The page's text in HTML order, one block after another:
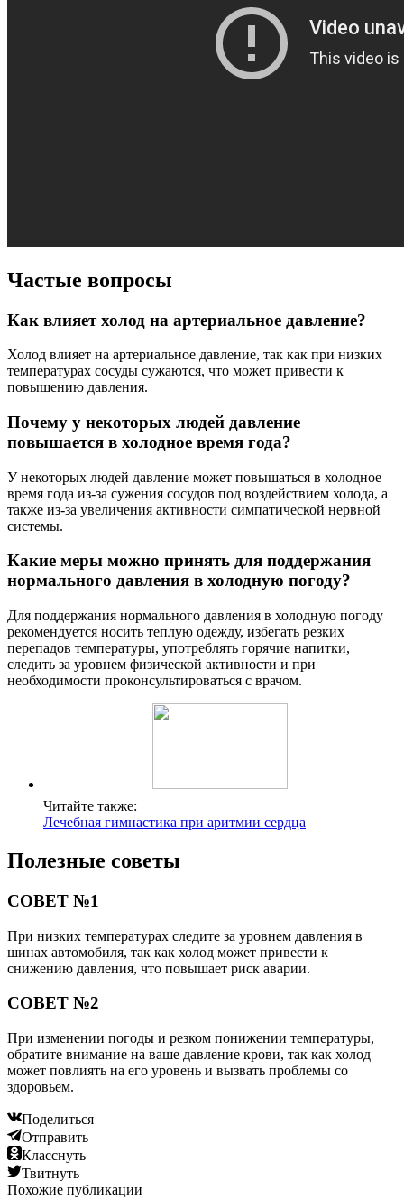
Частые вопросы
Как влияет холод на артериальное давление?
Холод влияет на артериальное давление, так как при низких
температурах сосуды сужаются, что может привести к
повышению давления.
Почему у некоторых людей давление
повышается в холодное время года?
У некоторых людей давление может повышаться в холодное
время года из-за сужения сосудов под воздействием холода, а
также из-за увеличения активности симпатической нервной
системы.
Какие меры можно принять для поддержания
нормального давления в холодную погоду?
Для поддержания нормального давления в холодную погоду
рекомендуется носить теплую одежду, избегать резких
перепадов температуры, употреблять горячие напитки,
следить за уровнем физической активности и при
необходимости проконсультироваться с врачом.
Читайте также:
Лечебная гимнастика при аритмии сердца
Полезные советы
СОВЕТ №1
При низких температурах следите за уровнем давления в
шинах автомобиля, так как холод может привести к
снижению давления, что повышает риск аварии.
СОВЕТ №2
При изменении погоды и резком понижении температуры,
обратите внимание на ваше давление крови, так как холод
может повлиять на его уровень и вызвать проблемы со
здоровьем.
Поделиться
Отправить
Класснуть
Твитнуть
Похожие публикации